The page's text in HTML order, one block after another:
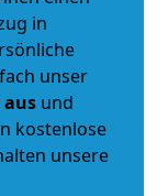
in
unser
und
kostenlose
unsere